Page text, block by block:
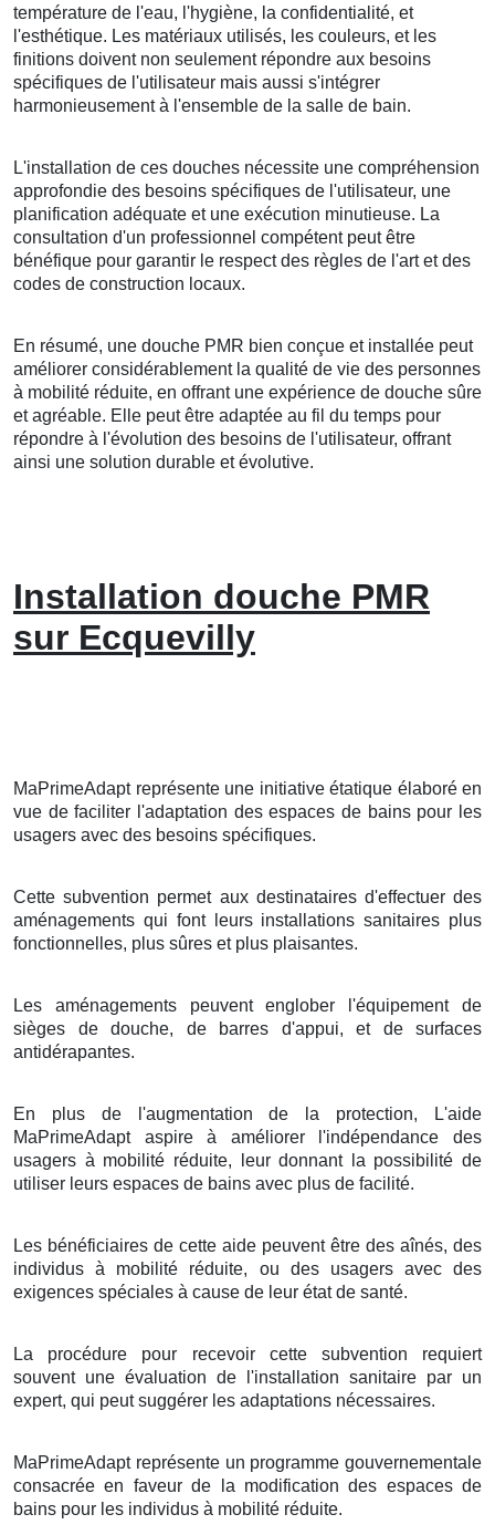
température de l'eau, l'hygiène, la confidentialité, et
l'esthétique. Les matériaux utilisés, les couleurs, et les
finitions doivent non seulement répondre aux besoins
spécifiques de l'utilisateur mais aussi s'intégrer
harmonieusement à l'ensemble de la salle de bain.
L'installation de ces douches nécessite une compréhension
approfondie des besoins spécifiques de l'utilisateur, une
planification adéquate et une exécution minutieuse. La
consultation d'un professionnel compétent peut être
bénéfique pour garantir le respect des règles de l'art et des
codes de construction locaux.
En résumé, une douche PMR bien conçue et installée peut
améliorer considérablement la qualité de vie des personnes
à mobilité réduite, en offrant une expérience de douche sûre
et agréable. Elle peut être adaptée au fil du temps pour
répondre à l'évolution des besoins de l'utilisateur, offrant
ainsi une solution durable et évolutive.
Installation douche PMR
sur Ecquevilly
MaPrimeAdapt représente une initiative étatique élaboré en
vue de faciliter l'adaptation des espaces de bains pour les
usagers avec des besoins spécifiques.
Cette subvention permet aux destinataires d'effectuer des
aménagements qui font leurs installations sanitaires plus
fonctionnelles, plus sûres et plus plaisantes.
Les aménagements peuvent englober l'équipement de
sièges de douche, de barres d'appui, et de surfaces
antidérapantes.
En plus de l'augmentation de la protection, L'aide
MaPrimeAdapt aspire à améliorer l'indépendance des
usagers à mobilité réduite, leur donnant la possibilité de
utiliser leurs espaces de bains avec plus de facilité.
Les bénéficiaires de cette aide peuvent être des aînés, des
individus à mobilité réduite, ou des usagers avec des
exigences spéciales à cause de leur état de santé.
La procédure pour recevoir cette subvention requiert
souvent une évaluation de l'installation sanitaire par un
expert, qui peut suggérer les adaptations nécessaires.
MaPrimeAdapt représente un programme gouvernementale
consacrée en faveur de la modification des espaces de
bains pour les individus à mobilité réduite.